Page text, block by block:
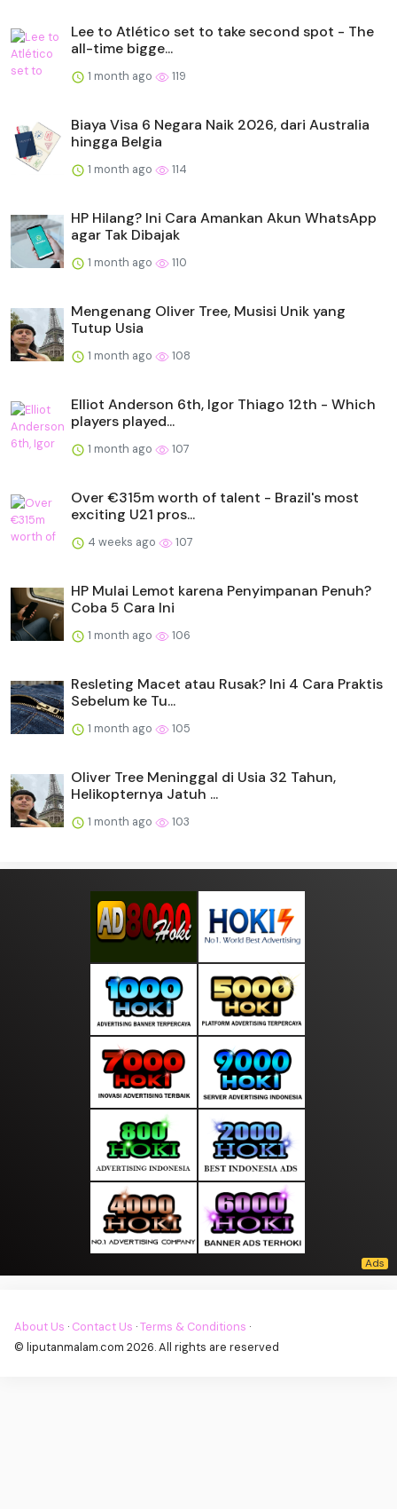
Lee to Atlético set to take second spot - The
all-time bigge...
1 month ago 119
Biaya Visa 6 Negara Naik 2026, dari Australia
hingga Belgia
1 month ago 114
HP Hilang? Ini Cara Amankan Akun WhatsApp
agar Tak Dibajak
1 month ago 110
Mengenang Oliver Tree, Musisi Unik yang
Tutup Usia
1 month ago 108
Elliot Anderson 6th, Igor Thiago 12th - Which
players played...
1 month ago 107
Over €315m worth of talent - Brazil's most
exciting U21 pros...
4 weeks ago 107
HP Mulai Lemot karena Penyimpanan Penuh?
Coba 5 Cara Ini
1 month ago 106
Resleting Macet atau Rusak? Ini 4 Cara Praktis
Sebelum ke Tu...
1 month ago 105
Oliver Tree Meninggal di Usia 32 Tahun,
Helikopternya Jatuh ...
1 month ago 103
About Us · Contact Us ·Terms & Conditions ·
© liputanmalam.com 2026. All rights are reserved